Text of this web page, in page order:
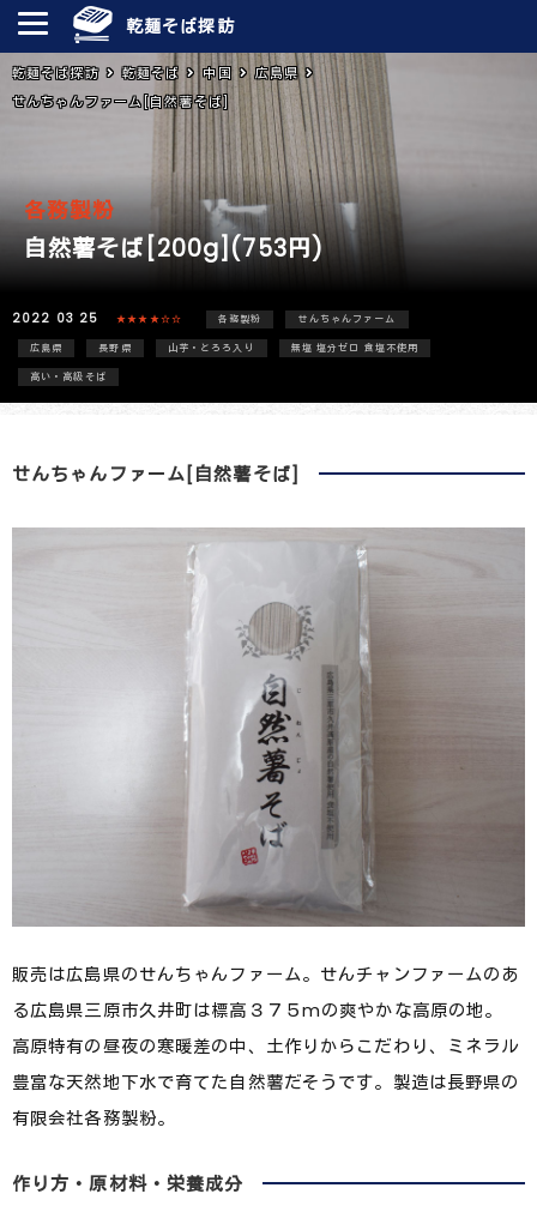
乾麺そば探訪
乾麺そば探訪 乾麺そば 中国
広島県
せんちゃんファーム[自然薯そば]
各務製粉
自然薯そば[200g](753円)
2022 03 25 ★★★★☆☆ 各務製粉 せんちゃんファーム
広島県 長野県 山芋・とろろ入り 無塩 塩分ゼロ 食塩不使用
高い・高級そば
せんちゃんファーム[自然薯そば]
販売は広島県のせんちゃんファーム。せんチャンファームのあ
る広島県三原市久井町は標高３７５mの爽やかな高原の地。
高原特有の昼夜の寒暖差の中、土作りからこだわり、ミネラル
豊富な天然地下水で育てた自然薯だそうです。製造は長野県の
有限会社各務製粉。
作り方・原材料・栄養成分